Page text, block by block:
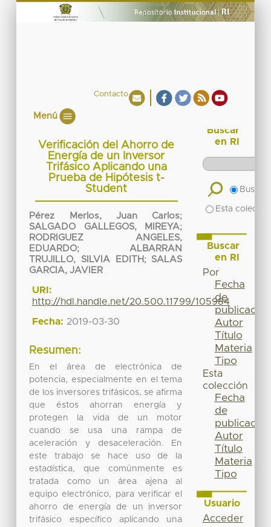
Contacto
Menú
Verificación del Ahorro de
Energía de un Inversor
Trifásico Aplicando una
Prueba de Hipótesis t-
Student
Pérez Merlos, Juan Carlos;
SALGADO GALLEGOS, MIREYA;
RODRIGUEZ ANGELES,
EDUARDO;ALBARRAN
TRUJILLO, SILVIA EDITH ; SALAS
GARCIA, JAVIER
URI:
http://hdl.handle.net/20.500.11799/105984
Fecha: 2019-03-30
Resumen:
En el área de electrónica de
potencia, especialmente en el tema
de los inversores trifásicos, se afirma
que éstos ahorran energía y
protegen la vida de un motor
cuando se usa una rampa de
aceleración y desaceleración. En
este trabajo se hace uso de la
estadística, que comúnmente es
tratada como un área ajena al
equipo electrónico, para verificar el
ahorro de energía de un inversor
trifásico específico aplicando una
Buscar
en RI
Buscar
Esta
Buscar
en RI
Por
Fecha
de
publicación
Autor
Título
Materia
Tipo
Esta
colección
Fecha
de
publicación
Autor
Título
Materia
Tipo
Usuario
Acceder